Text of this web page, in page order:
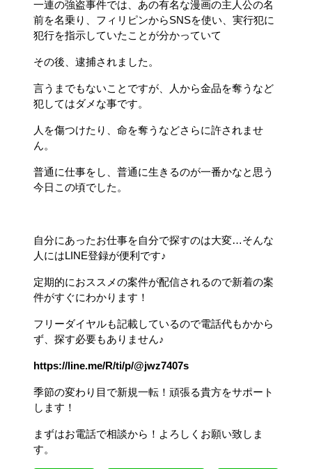
一連の強盗事件では、あの有名な漫画の主人公の名
前を名乗り、フィリピンからSNSを使い、実行犯に
犯行を指示していたことが分かっていて
その後、逮捕されました。
言うまでもないことですが、人から金品を奪うなど
犯してはダメな事です。
人を傷つけたり、命を奪うなどさらに許されませ
ん。
普通に仕事をし、普通に生きるのが一番かなと思う
今日この頃でした。
自分にあったお仕事を自分で探すのは大変…そんな
人にはLINE登録が便利です♪
定期的におススメの案件が配信されるので新着の案
件がすぐにわかります！
フリーダイヤルも記載しているので電話代もかから
ず、探す必要もありません♪
https://line.me/R/ti/p/@jwz7407s
季節の変わり目で新規一転！頑張る貴方をサポート
します！
まずはお電話で相談から！よろしくお願い致しま
す。